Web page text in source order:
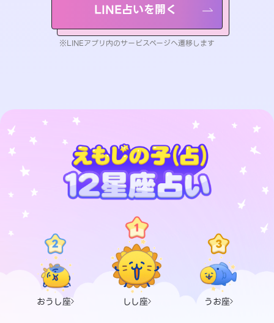
LINE占いを開く
※LINEアプリ内のサービスページへ遷移します
おうし座 しし座 うお座